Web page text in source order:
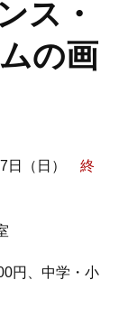
ス・
の画
7日（日） 終
円、中学・小